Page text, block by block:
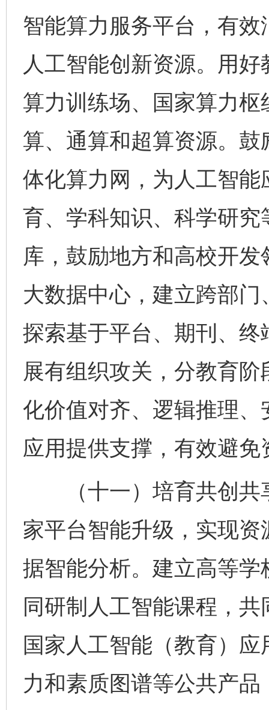
智能算力服务平台，有
人工智能创新资源。用
算力训练场、国家算力
算、通算和超算资源。
体化算力网，为人工智
育、学科知识、科学研
库，鼓励地方和高校开
大数据中心，建立跨部
探索基于平台、期刊、
展有组织攻关，分教育
化价值对齐、逻辑推理
应用提供支撑，有效避
（十一）培育共创共
家平台智能升级，实现
据智能分析。建立高等
同研制人工智能课程，
国家人工智能（教育）
力和素质图谱等公共产